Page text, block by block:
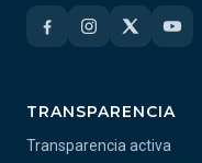
TRANSPARENCIA
Transparencia activa